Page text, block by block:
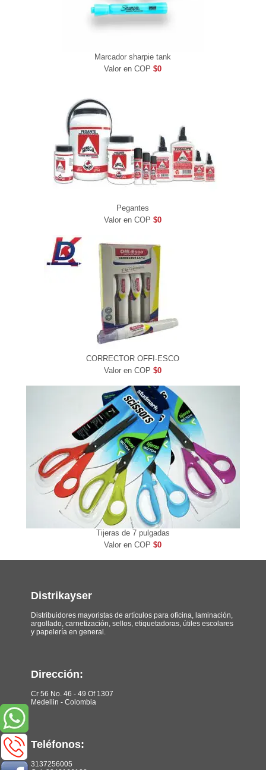
Marcador sharpie tank
Valor en COP$0
Pegantes
Valor en COP$0
CORRECTOR OFFI-ESCO
Valor en COP$0
Tijeras de 7 pulgadas
Valor en COP$0
Distrikayser
Distribuidores mayoristas de artículos para oficina, laminación,
argollado, carnetización, sellos, etiquetadoras, útiles escolares
y papelería en general.
Dirección:
Cr 56 No. 46 - 49 Of 1307
Medellin - Colombia
Teléfonos:
3137256005